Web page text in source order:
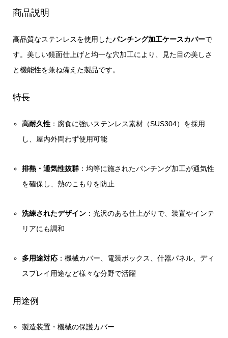
商品説明
高品質なステンレスを使用したパンチング加工ケースカバーで
す。美しい鏡面仕上げと均一な穴加工により、見た目の美しさ
と機能性を兼ね備えた製品です。
特長
高耐久性 ：腐食に強いステンレス素材（SUS304）を採用
し、屋内外問わず使用可能
排熱・通気性抜群 ：均等に施されたパンチング加工が通気性
を確保し、熱のこもりを防止
洗練されたデザイン ：光沢のある仕上がりで、装置やインテ
リアにも調和
多用途対応 ：機械カバー、電装ボックス、什器パネル、ディ
スプレイ用途など様々な分野で活躍
用途例
製造装置・機械の保護カバー